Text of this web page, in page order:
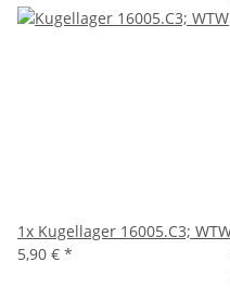
1x Kugellager 16005.C3;
5,90 € *